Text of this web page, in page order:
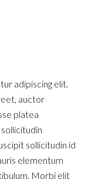
adipiscing elit.
auctor
platea
sollicitudin id
elementum
Morbi elit